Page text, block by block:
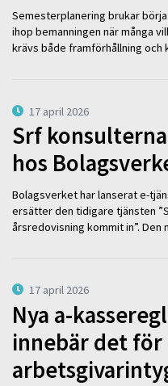
Semesterplanering brukar
ihop bemanningen när många
krävs både framförhållning
17 april 2026
Srf
hos
Bolagsverket har lanserat e-
ersätter den tidigare tjänsten
årsredovisning kommit in”.
17 april 2026
Nya a-
innebär det för